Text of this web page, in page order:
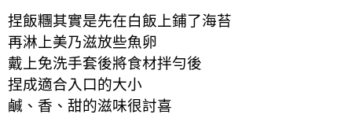
捏飯糰其實是先在白飯上鋪了海苔
再淋上美乃滋放些魚卵
戴上免洗手套後將食材拌勻後
捏成適合入口的大小
鹹、香、甜的滋味很討喜